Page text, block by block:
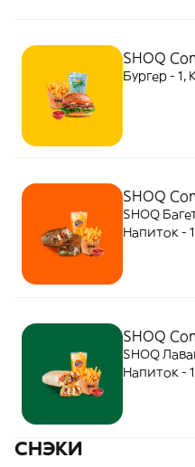
SHOQ
SHOQ
SHOQ Багет - 1
Напиток - 1
SHOQ
SHOQ Лаваш - 1
Напиток - 1
СНЭКИ